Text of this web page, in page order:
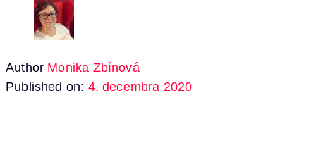
Author Monika Zbínová
Published on: 4. decembra 2020